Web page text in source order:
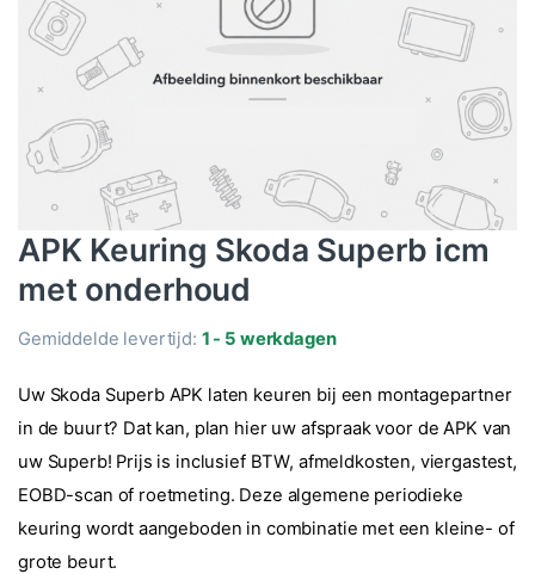
APK Keuring Skoda Superb icm
met onderhoud
Gemiddelde levertijd: 1 - 5 werkdagen
Uw Skoda Superb APK laten keuren bij een montagepartner
in de buurt? Dat kan, plan hier uw afspraak voor de APK van
uw Superb! Prijs is inclusief BTW, afmeldkosten, viergastest,
EOBD-scan of roetmeting. Deze algemene periodieke
keuring wordt aangeboden in combinatie met een kleine- of
grote beurt.